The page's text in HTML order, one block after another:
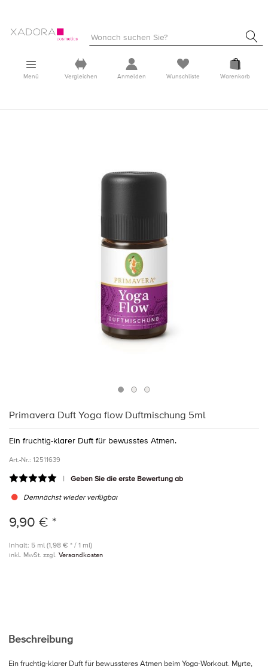
Menü Vergleichen Anmelden Wunschliste Warenkorb
Primavera Duft Yoga flow Duftmischung 5ml
Ein fruchtig-klarer Duft für bewusstes Atmen.
Art.-Nr.: 12511639
Geben Sie die erste Bewertung ab
Demnächst wieder verfügbar
9,90 € *
Inhalt: 5 ml (1,98 € * / 1 ml)
inkl. MwSt. zzgl. Versandkosten
Beschreibung
Ein fruchtig-klarer Duft für bewussteres Atmen beim Yoga-Workout. Myrte,